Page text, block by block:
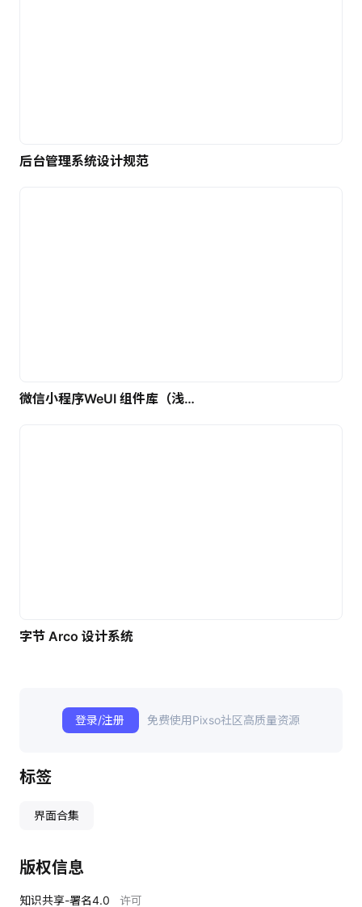
后台管理系统设计规范
微信小程序WeUI 组件库（浅色）| 免费UI设计素材
字节 Arco 设计系统
登录/注册 免费使用Pixso社区高质量资源
标签
界面合集
版权信息
知识共享-署名4.0 许可